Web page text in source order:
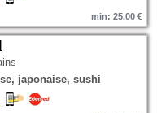
min: 25.00 €
japonaise, sushi